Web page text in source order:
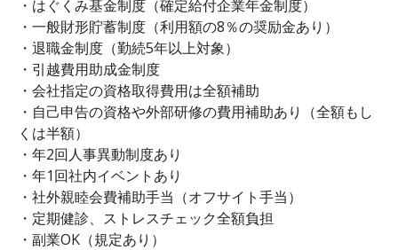
・はぐくみ基金制度（確定給付企業年金制度）
・一般財形貯蓄制度（利用額の8％の奨励金あり）
・退職金制度（勤続5年以上対象）
・引越費用助成金制度
・会社指定の資格取得費用は全額補助
・自己申告の資格や外部研修の費用補助あり（全額もし
くは半額）
・年2回人事異動制度あり
・年1回社内イベントあり
・社外親睦会費補助手当（オフサイト手当）
・定期健診、ストレスチェック全額負担
・副業OK（規定あり）